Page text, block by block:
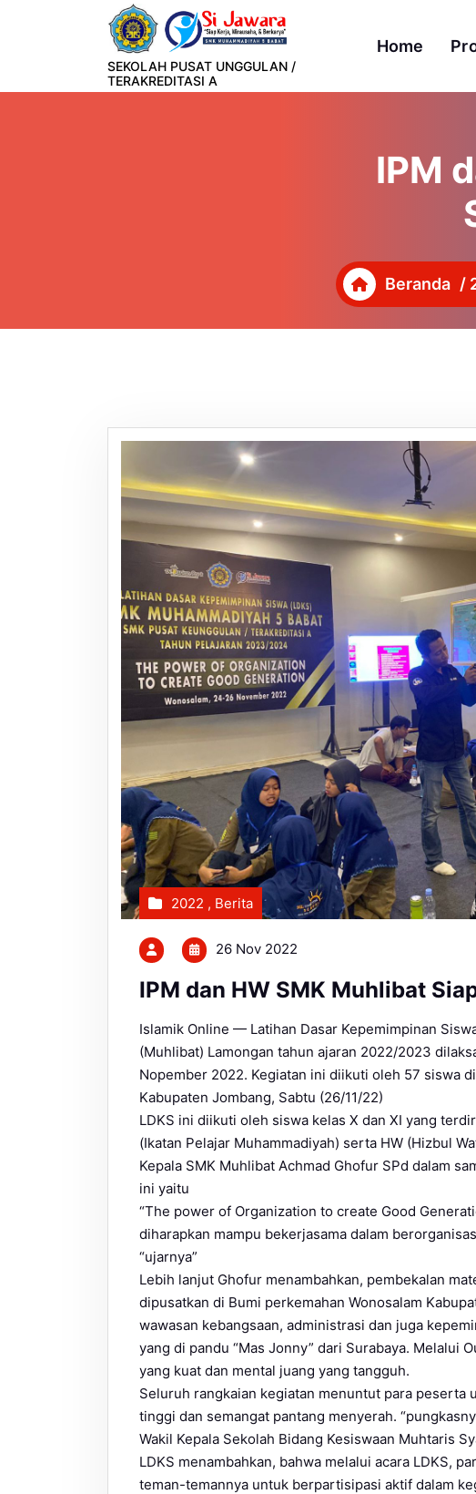
SEKOLAH PUSAT UNGGULAN /
TERAKREDITASI A
Home
IPM
Beranda /
2022 , Berita
26 Nov 2022
IPM dan HW SMK Muhlibat
Islamik Online — Latihan Dasar Kepemimpinan
(Muhlibat) Lamongan tahun ajaran 2022/2023
Nopember 2022. Kegiatan ini diikuti oleh 57 siswa
Kabupaten Jombang, Sabtu (26/11/22)
LDKS ini diikuti oleh siswa kelas X dan XI yang
(Ikatan Pelajar Muhammadiyah) serta HW (Hizbul
Kepala SMK Muhlibat Achmad Ghofur SPd dalam
ini yaitu
“The power of Organization to create Good
diharapkan mampu bekerjasama dalam
“ujarnya”
Lebih lanjut Ghofur menambahkan, pembekalan
dipusatkan di Bumi perkemahan Wonosalam
wawasan kebangsaan, administrasi dan juga
yang di pandu “Mas Jonny” dari Surabaya. Melalui
yang kuat dan mental juang yang tangguh.
Seluruh rangkaian kegiatan menuntut para peserta
tinggi dan semangat pantang menyerah.
Wakil Kepala Sekolah Bidang Kesiswaan Muhtaris
LDKS menambahkan, bahwa melalui acara LDKS,
teman-temannya untuk berpartisipasi aktif dalam